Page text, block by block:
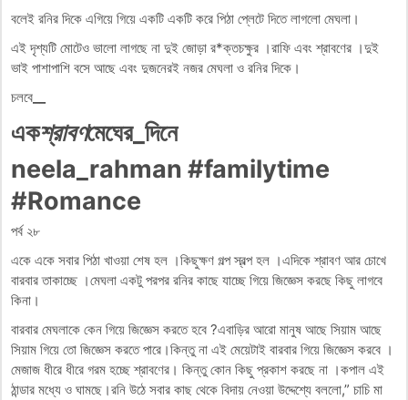
বলেই রনির দিকে এগিয়ে গিয়ে একটি একটি করে পিঠা প্লেটে দিতে লাগলো মেঘলা।
এই দৃশ্যটি মোটেও ভালো লাগছে না দুই জোড়া র*ক্তচক্ষুর ।রাফি এবং শ্রাবণের ।দুই
ভাই পাশাপাশি বসে আছে এবং দুজনেরই নজর মেঘলা ও রনির দিকে।
চলবে
একশ্রাবণমেঘের_দিনে
neela_rahman #familytime
#Romance
পর্ব ২৮
একে একে সবার পিঠা খাওয়া শেষ হল ।কিছুক্ষণ গল্প স্বল্প হল ।এদিকে শ্রাবণ আর চোখে
বারবার তাকাচ্ছে ।মেঘলা একটু পরপর রনির কাছে যাচ্ছে গিয়ে জিজ্ঞেস করছে কিছু লাগবে
কিনা।
বারবার মেঘলাকে কেন গিয়ে জিজ্ঞেস করতে হবে ?এবাড়ির আরো মানুষ আছে সিয়াম আছে
সিয়াম গিয়ে তো জিজ্ঞেস করতে পারে।কিন্তু না এই মেয়েটাই বারবার গিয়ে জিজ্ঞেস করবে ।
মেজাজ ধীরে ধীরে গরম হচ্ছে শ্রাবণের। কিন্তু কোন কিছু প্রকাশ করছে না ।কপাল এই
ঠান্ডার মধ্যে ও ঘামছে।রনি উঠে সবার কাছ থেকে বিদায় নেওয়া উদ্দেশ্যে বললো,” চাচি মা